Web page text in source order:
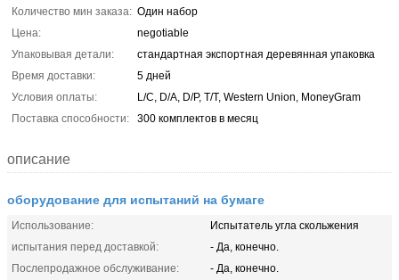
Количество мин заказа: Один набор
Цена:
negotiable
Упаковывая детали:
стандартная экспортная деревянная упаковка
Время доставки:
5 дней
Условия оплаты:
L/C, D/A, D/P, T/T, Western Union, MoneyGram
Поставка способности:
300 комплектов в месяц
описание
оборудование для испытаний на бумаге
Использование:
Испытатель угла скольжения
испытания перед доставкой:
- Да, конечно.
Послепродажное обслуживание:
- Да, конечно.